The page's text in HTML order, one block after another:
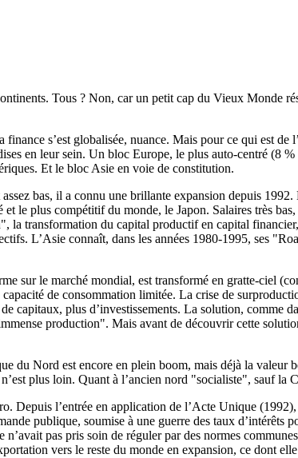
Tous ? Non, car un petit cap du Vieux Monde
s’est globalisée, nuance. Mais pour ce qui est
en leur sein. Un bloc Europe, le plus auto-centré (8
Et le bloc Asie en voie de constitution.
bas, il a connu une brillante expansion depuis
le plus compétitif du monde, le Japon. Salaires très
transformation du capital productif en capital
L’Asie connaît, dans les années 1980-1995, ses
sur le marché mondial, est transformé en gratte-ciel
de consommation limitée. La crise de
capitaux, plus d’investissements. La solution, comme
production". Mais avant de découvrir cette
du Nord est encore en plein boom, mais déjà la valeur
plus loin. Quant à l’ancien nord "socialiste", sauf la
Depuis l’entrée en application de l’Acte Unique
publique, soumise à une guerre des taux d’intérêts
pas pris soin de réguler par des normes
vers le reste du monde en expansion, ce dont